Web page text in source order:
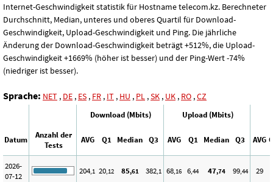
Internet-Geschwindigkeit statistik für Hostname telecom.kz. Berechneter
Durchschnitt, Median, unteres und oberes Quartil für Download-
Geschwindigkeit, Upload-Geschwindigkeit und Ping. Die jährliche
Änderung der Download-Geschwindigkeit beträgt +512%, die Upload-
Geschwindigkeit +1669% (höher ist besser) und der Ping-Wert -74%
(niedriger ist besser).
Sprache: NET , DE , ES , FR , IT , HU , PL ,SK , UK , RO ,CZ
Download (Mbits) Upload (Mbits)
Datum
Anzahl der
Tests
AVG Q1 Median Q3 AVG Q1 Median Q3 AVG
2026-
07-12
204,1 20,12 85,61 382,1 68,16 6,44 47,74 99,44 29